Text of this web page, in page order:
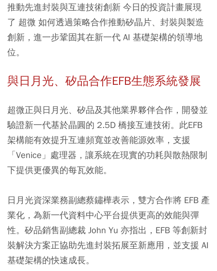
推動先進封裝與互連技術創新 今日的投資計畫展現
了 超微 如何透過策略合作推動矽晶片、封裝與製造
創新，進一步鞏固其在新一代 AI 基礎架構的領導地
位。
與日月光、矽品合作EFB生態系統發展
超微正與日月光、矽品及其他業界夥伴合作，開發並
驗證新一代基於晶圓的 2.5D 橋接互連技術。此EFB
架構能有效提升互連頻寬並改善能源效率，支援
「Venice」處理器，讓系統在現實的功耗與散熱限制
下提供更優異的每瓦效能。
日月光資深業務副總蔡鏽樺表示，雙方合作將 EFB 產
業化，為新一代資料中心平台提供更高的效能與彈
性。矽品銷售副總裁 John Yu 亦指出，EFB 等創新封
裝解決方案正協助先進封裝拓展至新應用，並支援 AI
基礎架構的快速成長。